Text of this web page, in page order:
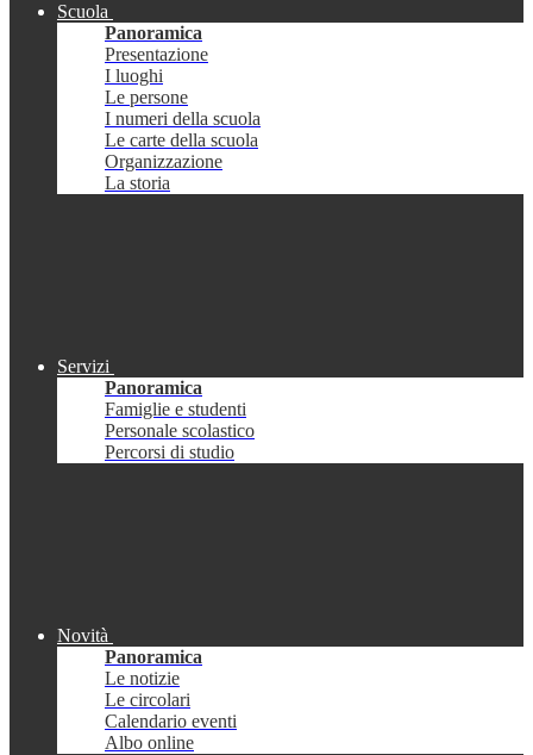
Scuola
Panoramica
Presentazione
I luoghi
Le persone
I numeri della scuola
Le carte della scuola
Organizzazione
La storia
Servizi
Panoramica
Famiglie e studenti
Personale scolastico
Percorsi di studio
Novità
Panoramica
Le notizie
Le circolari
Calendario eventi
Albo online